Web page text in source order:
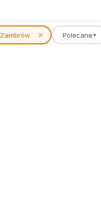
Zambrów ✕ Polecane ▾